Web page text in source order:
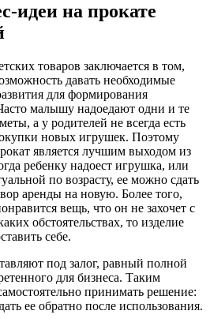
идеи на прокате
товаров заключается в том,
давать необходимые
для формирования
малышу надоедают одни и те
а у родителей не всегда есть
новых игрушек. Поэтому
является лучшим выходом из
ребенку надоест игрушка, или
по возрасту, ее можно сдать
аренды на новую. Более того,
вещь, что он не захочет с
обстоятельствах, то изделие
себе.
под залог, равный полной
для бизнеса. Таким
принимать решение:
ее обратно после использования.